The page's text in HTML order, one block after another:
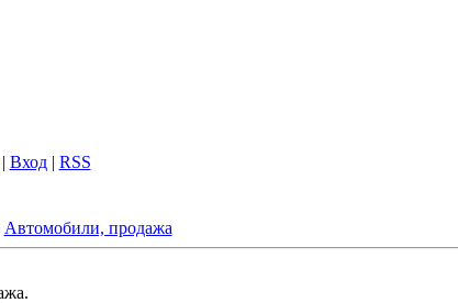
Вход| RSS
Автомобили, продажа